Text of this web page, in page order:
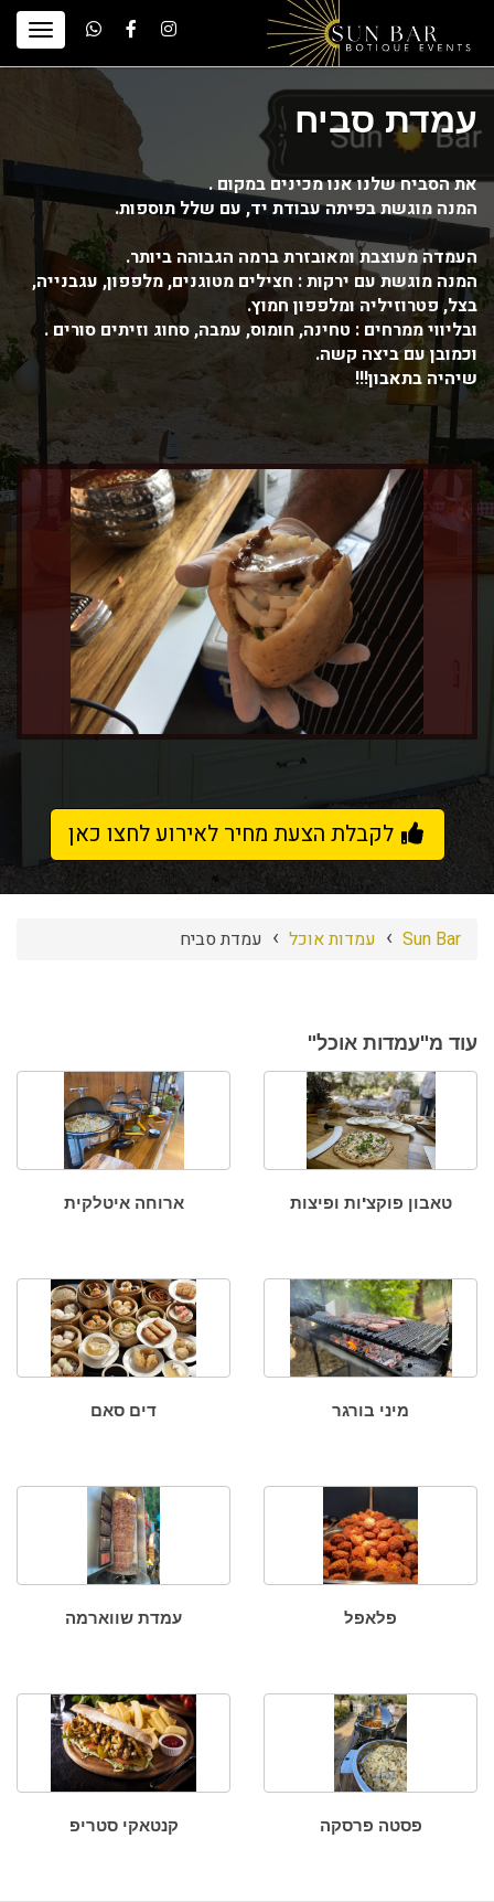
עמדת סביח
את הסביח שלנו אנו מכינים במקום .
המנה מוגשת בפיתה עבודת יד, עם שלל תוספות.
העמדה מעוצבת ומאובזרת ברמה הגבוהה ביותר.
המנה מוגשת עם ירקות : חצילים מטוגנים, מלפפון, עגבנייה,
בצל, פטרוזיליה ומלפפון חמוץ.
ובליווי ממרחים : טחינה, חומוס, עמבה, סחוג וזיתים סורים .
וכמובן עם ביצה קשה.
שיהיה בתאבון!!!
לקבלת הצעת מחיר לאירוע לחצו כאן
Sun Bar
› עמדות אוכל › עמדת סביח
עוד מ"עמדות אוכל"
טאבון פוקצ'ות ופיצות ארוחה איטלקית
מיני בורגר דים סאם
פלאפל עמדת שווארמה
פסטה פרסקה קנטאקי סטריפ